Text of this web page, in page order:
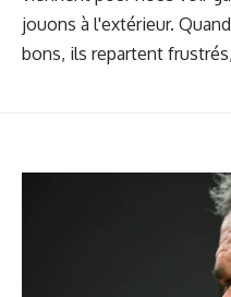
jouons à l'extérieur.
bons, ils repartent